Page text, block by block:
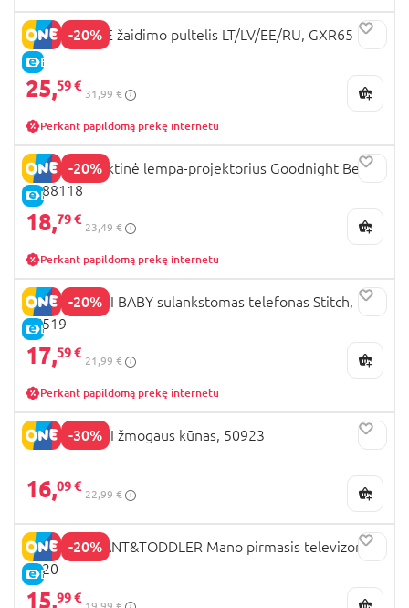
-20%
E-KAINA
FISHER PRICE žaidimo pultelis LT/LV/EE/RU, GXR65
25,59 €
31,99 €
Perkant papildomą prekę internetu
-20%
E-KAINA
PLAYGRO naktinė lempa-projektorius Goodnight Bear,
0188118
18,79 €
23,49 €
Perkant papildomą prekę internetu
-20%
E-KAINA
CLEMENTONI BABY sulankstomas telefonas Stitch,
17519
17,59 €
21,99 €
Perkant papildomą prekę internetu
-30%
CLEMENTONI žmogaus kūnas, 50923
16,09 €
22,99 €
-20%
E-KAINA
PLAYGO INFANT&TODDLER Mano pirmasis televizorius,
1620
15,99 €